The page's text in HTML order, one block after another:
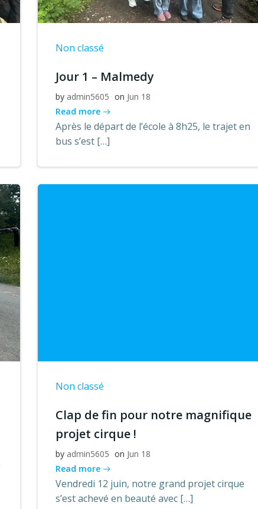
Non classé
Jour 1 – Malmedy
by admin5605 on Jun 18
Read more
Après le départ de l’école à 8h25, le trajet en
bus s’est […]
Non classé
Clap de fin pour notre magnifique
projet cirque !
by admin5605 on Jun 18
Read more
Vendredi 12 juin, notre grand projet cirque
s’est achevé en beauté avec […]